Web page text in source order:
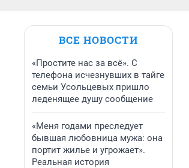
ВСЕ НОВОСТИ
«Простите нас за всё». С
телефона исчезнувших в тайге
семьи Усольцевых пришло
леденящее душу сообщение
«Меня годами преследует
бывшая любовница мужа: она
портит жилье и угрожает».
Реальная история